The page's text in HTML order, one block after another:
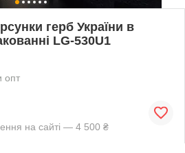
герб України в
LG-530U1
опт
на сайті — 4 500 ₴